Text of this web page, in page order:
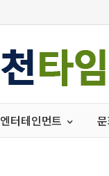
엔터테인먼트